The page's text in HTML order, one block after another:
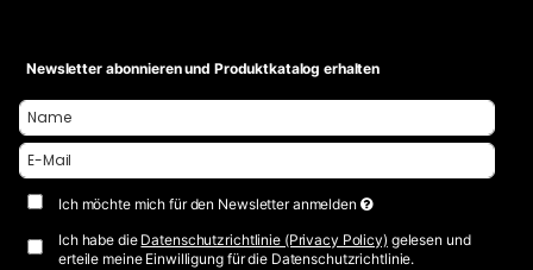
Newsletter abonnieren und Produktkatalog erhalten
Ich möchte mich für den Newsletter anmelden
Ich habe die Datenschutzrichtlinie (Privacy Policy) gelesen und
erteile meine Einwilligung für die Datenschutzrichtlinie.